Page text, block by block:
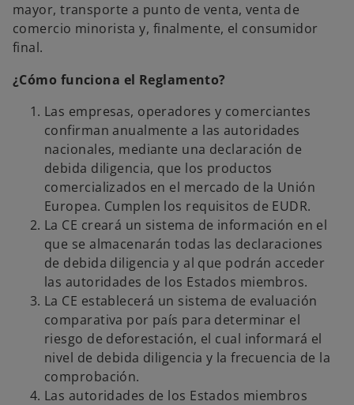
mayor, transporte a punto de venta, venta de
comercio minorista y, finalmente, el consumidor
final.
¿Cómo funciona el Reglamento?
Las empresas, operadores y comerciantes
confirman anualmente a las autoridades
nacionales, mediante una declaración de
debida diligencia, que los productos
comercializados en el mercado de la Unión
Europea. Cumplen los requisitos de EUDR.
La CE creará un sistema de información en el
que se almacenarán todas las declaraciones
de debida diligencia y al que podrán acceder
las autoridades de los Estados miembros.
La CE establecerá un sistema de evaluación
comparativa por país para determinar el
riesgo de deforestación, el cual informará el
nivel de debida diligencia y la frecuencia de la
comprobación.
Las autoridades de los Estados miembros